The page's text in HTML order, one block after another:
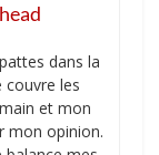
dans la
couvre les
et mon
mon opinion.